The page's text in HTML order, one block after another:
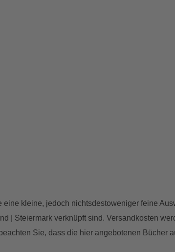
eine kleine, jedoch nichtsdestoweniger feine
| Steiermark verknüpft sind. Versandkosten
Sie, dass die hier angebotenen Bücher